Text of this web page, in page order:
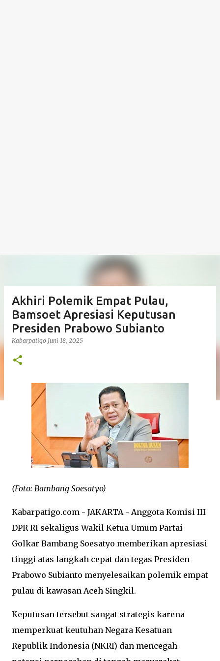
Akhiri Polemik Empat Pulau,
Bamsoet Apresiasi Keputusan
Presiden Prabowo Subianto
Kabarpatigo Juni 18, 2025
(Foto: Bambang Soesatyo)
Kabarpatigo.com - JAKARTA - Anggota Komisi III
DPR RI sekaligus Wakil Ketua Umum Partai
Golkar Bambang Soesatyo memberikan apresiasi
tinggi atas langkah cepat dan tegas Presiden
Prabowo Subianto menyelesaikan polemik empat
pulau di kawasan Aceh Singkil.
Keputusan tersebut sangat strategis karena
memperkuat keutuhan Negara Kesatuan
Republik Indonesia (NKRI) dan mencegah